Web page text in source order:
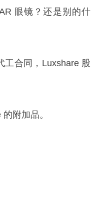
眼镜？还是别的什
工合同，Luxshare 股
附加品。